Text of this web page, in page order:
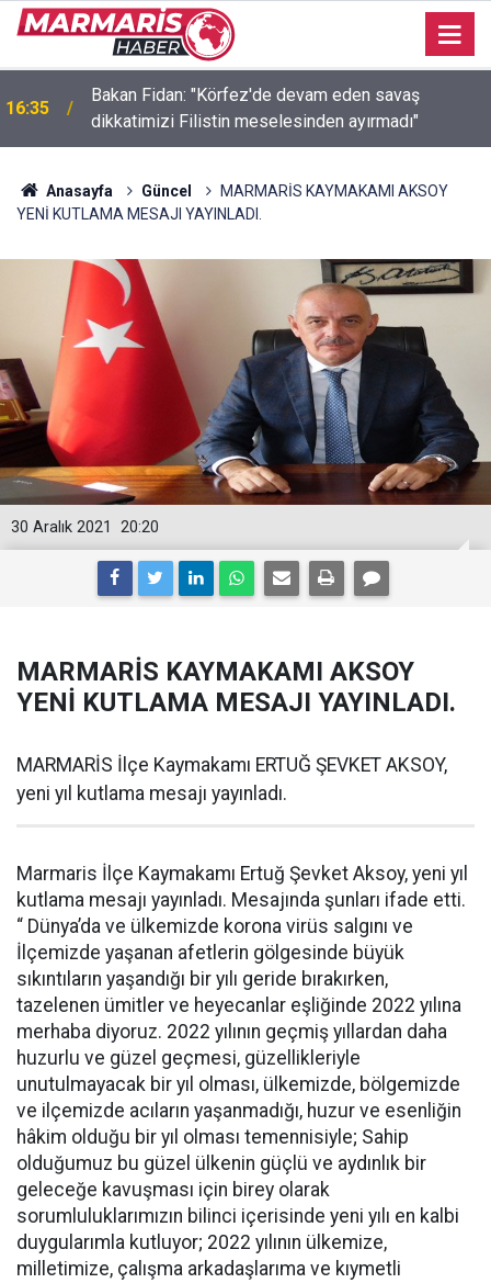
16:35
Bakan Fidan: "Körfez'de devam eden savaş
dikkatimizi Filistin meselesinden ayırmadı"
Anasayfa Güncel
MARMARİS KAYMAKAMI AKSOY
YENİ KUTLAMA MESAJI YAYINLADI.
20:20
30 Aralık 2021
MARMARİS KAYMAKAMI AKSOY
YENİ KUTLAMA MESAJI YAYINLADI.
MARMARİS İlçe Kaymakamı ERTUĞ ŞEVKET AKSOY,
yeni yıl kutlama mesajı yayınladı.
Marmaris İlçe Kaymakamı Ertuğ Şevket Aksoy, yeni yıl
kutlama mesajı yayınladı. Mesajında şunları ifade etti.
“ Dünya’da ve ülkemizde korona virüs salgını ve
İlçemizde yaşanan afetlerin gölgesinde büyük
sıkıntıların yaşandığı bir yılı geride bırakırken,
tazelenen ümitler ve heyecanlar eşliğinde 2022 yılına
merhaba diyoruz. 2022 yılının geçmiş yıllardan daha
huzurlu ve güzel geçmesi, güzellikleriyle
unutulmayacak bir yıl olması, ülkemizde, bölgemizde
ve ilçemizde acıların yaşanmadığı, huzur ve esenliğin
hâkim olduğu bir yıl olması temennisiyle; Sahip
olduğumuz bu güzel ülkenin güçlü ve aydınlık bir
geleceğe kavuşması için birey olarak
sorumluluklarımızın bilinci içerisinde yeni yılı en kalbi
duygularımla kutluyor; 2022 yılının ülkemize,
milletimize, çalışma arkadaşlarıma ve kıymetli